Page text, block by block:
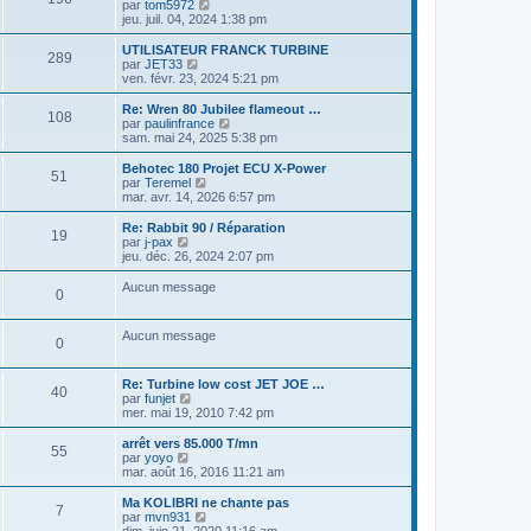
m
e
s
a
g
e
n
i
e
m
e
s
s
a
g
e
l
e
e
n
i
e
r
m
e
s
s
a
g
e
l
e
r
l
e
e
r
n
i
e
m
e
s
a
g
par tom5972
o
n
s
l
e
r
l
e
e
n
i
e
m
e
s
a
g
e
jeu. juil. 04, 2024 1:38 pm
289
UTILISATEUR FRANCK TURBINE
par JET33
o
n
s
u
l
e
r
l
e
e
n
i
e
m
e
s
g
ven. févr. 23, 2024 5:21 pm
108
Re: Wren 80 Jubilee flameout …
par paulinfrance
o
n
s
l
e
r
l
e
n
e
s
s
g
sam. mai 24, 2025 5:38 pm
51
Behotec 180 Projet ECU X-Power
par Teremel
o
n
s
l
r
e
d
r
n
e
m
e
s
s
g
mar. avr. 14, 2026 6:57 pm
19
Re: Rabbit 90 / Réparation
par j-pax
o
n
s
t
e
l
e
d
e
r
n
e
r
m
e
s
jeu. déc. 26, 2024 2:07 pm
0 Aucun message
0 Aucun message
40
Re: Turbine low cost JET JOE …
par funjet
o
n
s
l
t
e
r
l
mer. mai 19, 2010 7:42 pm
55
arrêt vers 85.000 T/mn
par yoyo
o
n
s
u
mar. août 16, 2016 11:21 am
7
Ma KOLIBRI ne chante pas
par mvn931